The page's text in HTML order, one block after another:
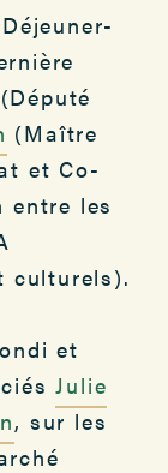
(Député
(Maître
et Co-
entre les
culturels).
et
Julie
, sur les